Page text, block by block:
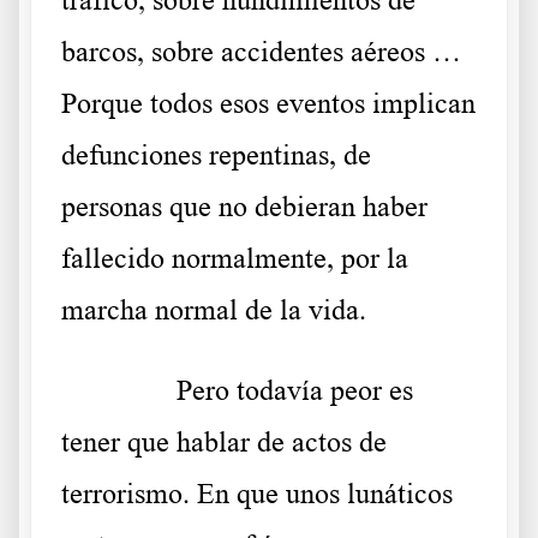
barcos, sobre accidentes aéreos …
Porque todos esos eventos implican
defunciones repentinas, de
personas que no debieran haber
fallecido normalmente, por la
marcha normal de la vida.
Pero todavía peor es
tener que hablar de actos de
terrorismo. En que unos lunáticos